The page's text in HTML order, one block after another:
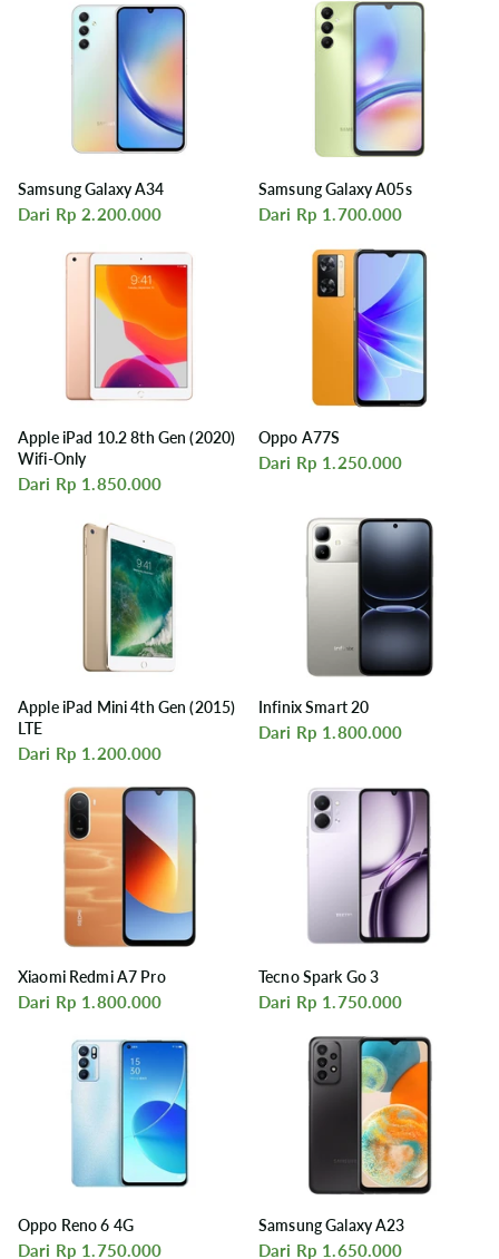
Samsung Galaxy A34
Dari Rp 2.200.000
Samsung Galaxy A05s
Dari Rp 1.700.000
Apple iPad 10.2 8th Gen (2020)
Wifi-Only
Dari Rp 1.850.000
Oppo A77S
Dari Rp 1.250.000
Apple iPad Mini 4th Gen (2015)
LTE
Dari Rp 1.200.000
Infinix Smart 20
Dari Rp 1.800.000
Xiaomi Redmi A7 Pro
Dari Rp 1.800.000
Tecno Spark Go 3
Dari Rp 1.750.000
Oppo Reno 6 4G
Dari Rp 1.750.000
Samsung Galaxy A23
Dari Rp 1.650.000